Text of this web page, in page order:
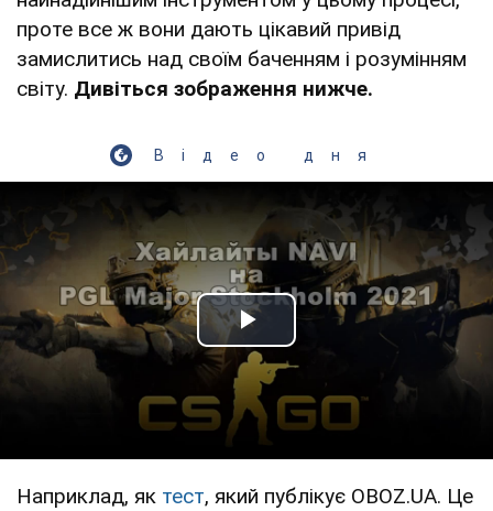
проте все ж вони дають цікавий привід
замислитись над своїм баченням і розумінням
світу. Дивіться зображення нижче.
Відео дня
Play Video
Наприклад, як тест, який публікує OBOZ.UA. Це